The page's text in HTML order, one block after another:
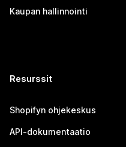
Kaupan hallinnointi
Resurssit
Shopifyn ohjekeskus
API-dokumentaatio